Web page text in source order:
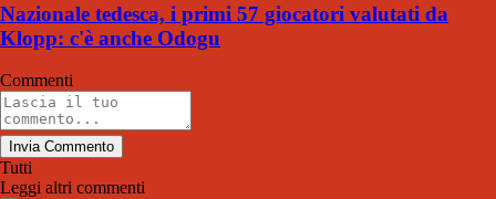
Nazionale tedesca, i primi 57 giocatori valutati da
Klopp: c'è anche Odogu
Commenti
Invia Commento
Tutti
Leggi altri commenti